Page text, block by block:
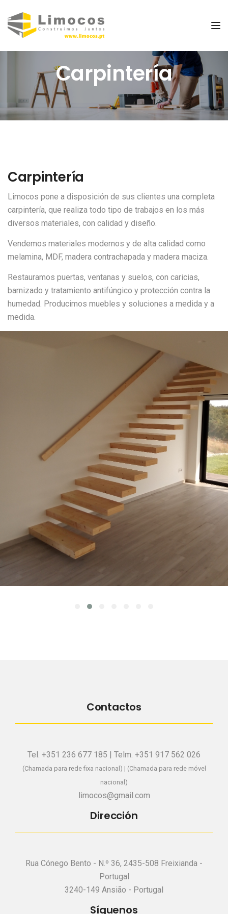
Carpintería
Carpintería
Limocos pone a disposición de sus clientes una completa
carpintería, que realiza todo tipo de trabajos en los más
diversos materiales, con calidad y diseño.
Vendemos materiales modernos y de alta calidad como
melamina, MDF, madera contrachapada y madera maciza.
Restauramos puertas, ventanas y suelos, con caricias,
barnizado y tratamiento antifúngico y protección contra la
humedad. Producimos muebles y soluciones a medida y a
medida.
Contactos
Tel. +351 236 677 185 | Telm. +351 917 562 026
(Chamada para rede fixa nacional) | (Chamada para rede móvel
nacional)
limocos@gmail.com
Dirección
Rua Cónego Bento - N.º 36, 2435-508 Freixianda -
Portugal
3240-149 Ansião - Portugal
Síguenos